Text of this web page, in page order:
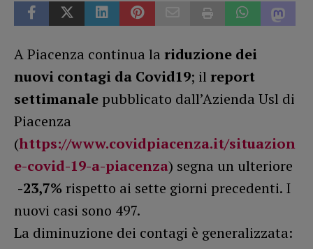
A Piacenza continua la riduzione dei
nuovi contagi da Covid19; il report
settimanale pubblicato dall’Azienda Usl di
Piacenza
(https://www.covidpiacenza.it/situazion
e-covid-19-a-piacenza) segna un ulteriore
-23,7% rispetto ai sette giorni precedenti. I
nuovi casi sono 497.
La diminuzione dei contagi è generalizzata: